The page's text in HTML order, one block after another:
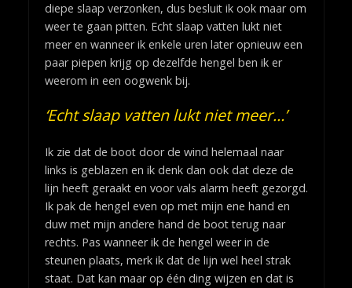
diepe slaap verzonken, dus besluit ik ook maar om
weer te gaan pitten. Echt slaap vatten lukt niet
meer en wanneer ik enkele uren later opnieuw een
paar piepen krijg op dezelfde hengel ben ik er
weerom in een oogwenk bij.
‘Echt slaap vatten lukt niet meer…’
Ik zie dat de boot door de wind helemaal naar
links is geblazen en ik denk dan ook dat deze de
lijn heeft geraakt en voor vals alarm heeft gezorgd.
Ik pak de hengel even op met mijn ene hand en
duw met mijn andere hand de boot terug naar
rechts. Pas wanneer ik de hengel weer in de
steunen plaats, merk ik dat de lijn wel heel strak
staat. Dat kan maar op één ding wijzen en dat is